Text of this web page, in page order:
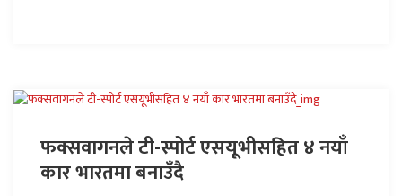
फक्सवागनले टी-स्पोर्ट एसयूभीसहित ४ नयाँ
कार भारतमा बनाउँदै